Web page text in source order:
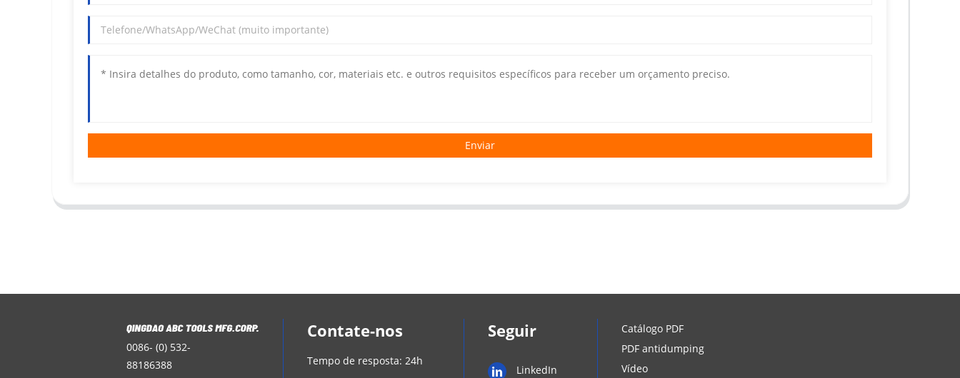
Enviar
0086- (0) 532-
88186388
Contate-nos
Tempo de resposta: 24h
Seguir
LinkedIn
Catálogo PDF
PDF antidumping
Vídeo